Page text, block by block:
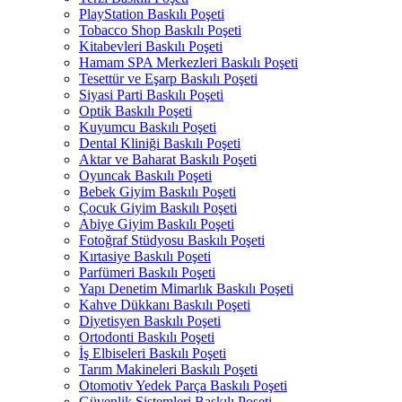
PlayStation Baskılı Poşeti
Tobacco Shop Baskılı Poşeti
Kitabevleri Baskılı Poşeti
Hamam SPA Merkezleri Baskılı Poşeti
Tesettür ve Eşarp Baskılı Poşeti
Siyasi Parti Baskılı Poşeti
Optik Baskılı Poşeti
Kuyumcu Baskılı Poşeti
Dental Kliniği Baskılı Poşeti
Aktar ve Baharat Baskılı Poşeti
Oyuncak Baskılı Poşeti
Bebek Giyim Baskılı Poşeti
Çocuk Giyim Baskılı Poşeti
Abiye Giyim Baskılı Poşeti
Fotoğraf Stüdyosu Baskılı Poşeti
Kırtasiye Baskılı Poşeti
Parfümeri Baskılı Poşeti
Yapı Denetim Mimarlık Baskılı Poşeti
Kahve Dükkanı Baskılı Poşeti
Diyetisyen Baskılı Poşeti
Ortodonti Baskılı Poşeti
İş Elbiseleri Baskılı Poşeti
Tarım Makineleri Baskılı Poşeti
Otomotiv Yedek Parça Baskılı Poşeti